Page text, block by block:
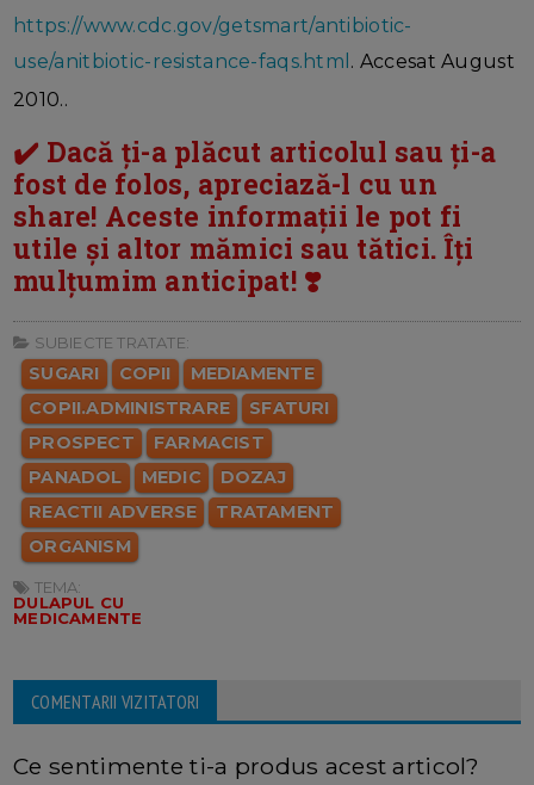
https://www.cdc.gov/getsmart/antibiotic-
use/anitbiotic-resistance-faqs.html . Accesat August
2010..
✔️ Dacă ți-a plăcut articolul sau ți-a
fost de folos, apreciază-l cu un
share! Aceste informații le pot fi
utile și altor mămici sau tătici. Îți
mulțumim anticipat! ❣️
SUBIECTE TRATATE:
SUGARI COPII
MEDIAMENTE
COPII.ADMINISTRARE
SFATURI
PROSPECT
FARMACIST
PANADOL
MEDIC
DOZAJ
REACTII ADVERSE
TRATAMENT
ORGANISM
TEMA:
DULAPUL CU
MEDICAMENTE
COMENTARII VIZITATORI
Ce sentimente ti-a produs acest articol?